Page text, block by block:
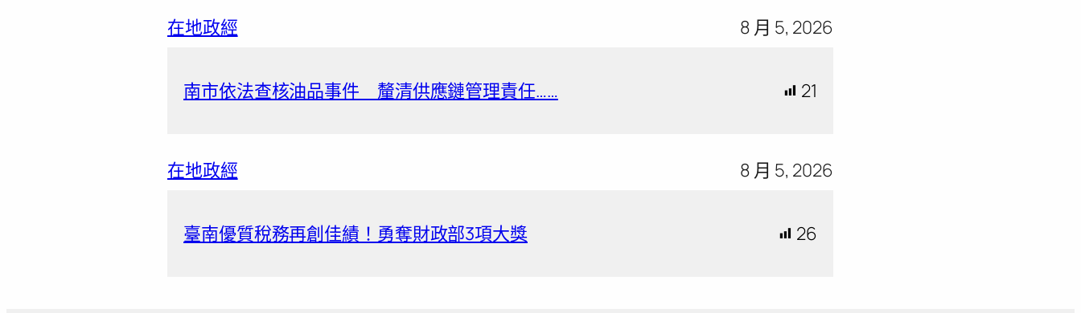
在地政經 8 月 5, 2026
南市依法查核油品事件 釐清供應鏈管理責任…… 21
在地政經 8 月 5, 2026
臺南優質稅務再創佳績！勇奪財政部3項大獎 26